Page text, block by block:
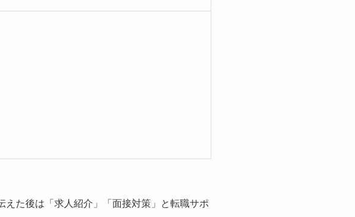
た後は「求人紹介」「面接対策」と転職サポ